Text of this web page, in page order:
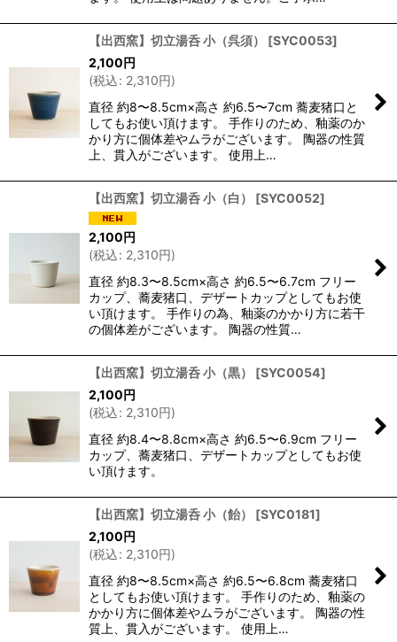
【出西窯】切立湯呑 小（呉須） [SYC0053]
2,100円
(税込: 2,310円)
直径 約8〜8.5cm×高さ 約6.5〜7cm 蕎麦猪口と
してもお使い頂けます。 手作りのため、釉薬のか
かり方に個体差やムラがございます。 陶器の性質
上、貫入がございます。 使用上…
【出西窯】切立湯呑 小（白） [SYC0052]
2,100円
(税込: 2,310円)
直径 約8.3〜8.5cm×高さ 約6.5〜6.7cm フリー
カップ、蕎麦猪口、デザートカップとしてもお使
い頂けます。 手作りの為、釉薬のかかり方に若干
の個体差がございます。 陶器の性質…
【出西窯】切立湯呑 小（黒） [SYC0054]
2,100円
(税込: 2,310円)
直径 約8.4〜8.8cm×高さ 約6.5〜6.9cm フリー
カップ、蕎麦猪口、デザートカップとしてもお使
い頂けます。
【出西窯】切立湯呑 小（飴） [SYC0181]
2,100円
(税込: 2,310円)
直径 約8〜8.5cm×高さ 約6.5〜6.8cm 蕎麦猪口
としてもお使い頂けます。 手作りのため、釉薬の
かかり方に個体差やムラがございます。 陶器の性
質上、貫入がございます。 使用上…